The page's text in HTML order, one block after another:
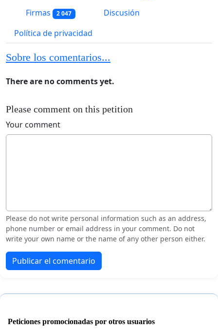
Firmas 2 047
Discusión
Política de privacidad
Sobre los comentarios...
There are no comments yet.
Please comment on this petition
Your comment
Please do not write personal information such as an address,
phone number or email address in your comment. Do not
write your own name or the name of any other person either.
Publicar el comentario
Peticiones promocionadas por otros usuarios